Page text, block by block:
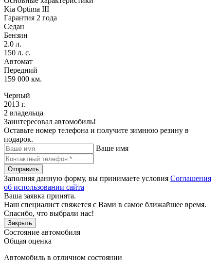
Kia Optima III
Гарантия 2 года
Седан
Бензин
2.0 л.
150 л. с.
Автомат
Передний
159 000 км.
Черный
2013 г.
2 владельца
Заинтересовал автомобиль!
Оставьте номер телефона и получите зимнюю резину в
подарок.
Ваше имя
Отправить
Заполняя данную форму, вы принимаете условия Соглашения
об использовании сайта
Ваша заявка принята.
Наш специалист свяжется с Вами в самое ближайшее время.
Спасибо, что выбрали нас!
Закрыть
Состояние автомобиля
Общая оценка
Автомобиль в отличном состоянии